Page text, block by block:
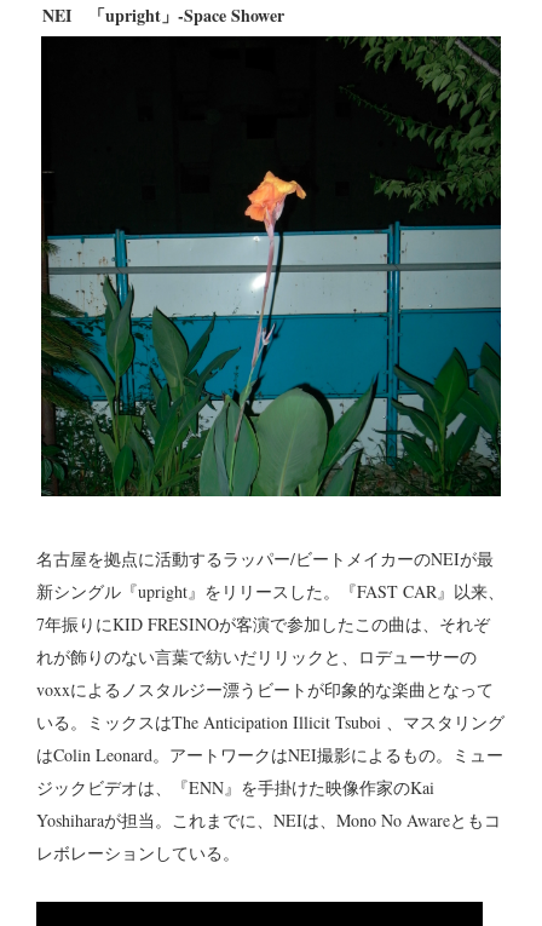
NEI 「upright」-Space Shower
名古屋を拠点に活動するラッパー/ビートメイカーのNEIが最
新シングル『upright』をリリースした。『FAST CAR』以来、
7年振りにKID FRESINOが客演で参加したこの曲は、それぞ
れが飾りのない言葉で紡いだリリックと、ロデューサーの
voxxによるノスタルジー漂うビートが印象的な楽曲となって
いる。ミックスはThe Anticipation Illicit Tsuboi 、マスタリング
はColin Leonard。アートワークはNEI撮影によるもの。ミュー
ジックビデオは、『ENN』を手掛けた映像作家のKai
Yoshiharaが担当。これまでに、NEIは、Mono No Awareともコ
レボレーションしている。